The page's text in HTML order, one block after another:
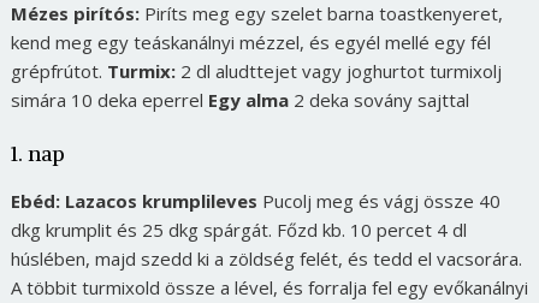
Mézes pirítós:Piríts meg egy szelet barna toastkenyeret,
kend meg egy teáskanálnyi mézzel, és egyél mellé egy fél
grépfrútot. Turmix:2 dl aludttejet vagy joghurtot turmixolj
simára 10 deka eperrel Egy alma2 deka sovány sajttal
1. nap
Ebéd: Lazacos krumplileves Pucolj meg és vágj össze 40
dkg krumplit és 25 dkg spárgát. Főzd kb. 10 percet 4 dl
húslében, majd szedd ki a zöldség felét, és tedd el vacsorára.
A többit turmixold össze a lével, és forralja fel egy evőkanálnyi